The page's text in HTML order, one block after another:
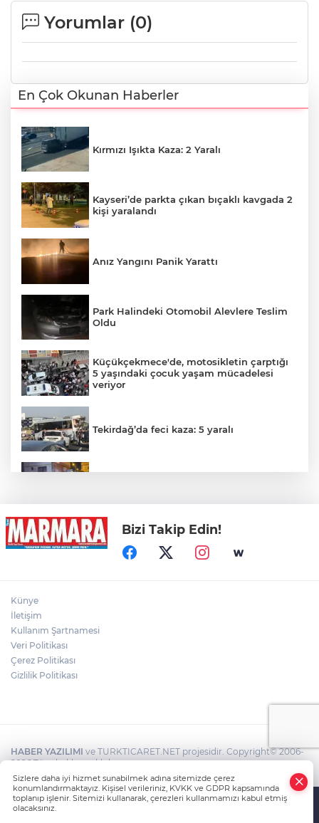
Yorumlar (0)
En Çok Okunan Haberler
Kırmızı Işıkta Kaza: 2 Yaralı
Kayseri’de parkta çıkan bıçaklı kavgada 2
kişi yaralandı
Anız Yangını Panik Yarattı
Park Halindeki Otomobil Alevlere Teslim
Oldu
Küçükçekmece'de, motosikletin çarptığı
5 yaşındaki çocuk yaşam mücadelesi
veriyor
Tekirdağ’da feci kaza: 5 yaralı
Otomobil İçindeki Kadını Dövdü...
Bizi Takip Edin!
Künye
İletişim
Kullanım Şartnamesi
Veri Politikası
Çerez Politikası
Gizlilik Politikası
HABER YAZILIMI ve TURKTICARET.NET projesidir. Copyright© 2006-
2026 Tüm hakları saklıdır.
Sizlere daha iyi hizmet sunabilmek adına sitemizde çerez
konumlandırmaktayız. Kişisel verileriniz, KVKK ve GDPR kapsamında
toplanıp işlenir. Sitemizi kullanarak, çerezleri kullanmamızı kabul etmiş
olacaksınız.